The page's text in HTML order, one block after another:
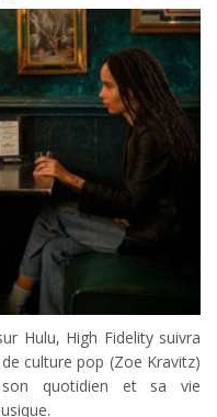
Hulu, High Fidelity suivra
culture pop (Zoe Kravitz)
quotidien et sa vie